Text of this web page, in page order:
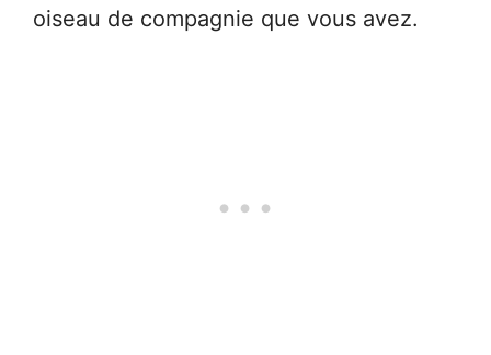
oiseau de compagnie que vous avez.